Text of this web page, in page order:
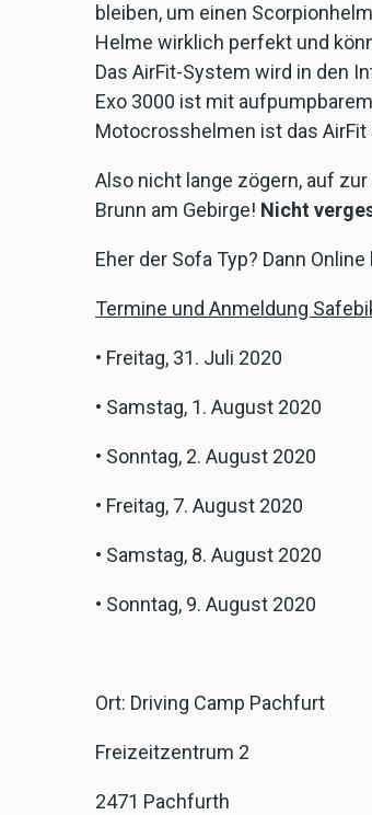
bleiben, um einen
Helme wirklich perfekt und
Das AirFit-System wird in den
Exo 3000 ist mit
Motocrosshelmen ist das
Also nicht lange zögern, auf
Brunn am Gebirge! Nicht
Eher der Sofa Typ? Dann
Termine und Anmeldung
• Freitag, 31. Juli 2020
• Samstag, 1. August 2020
• Sonntag, 2. August 2020
• Freitag, 7. August 2020
• Samstag, 8. August 2020
• Sonntag, 9. August 2020
Ort: Driving Camp Pachfurt
Freizeitzentrum 2
2471 Pachfurth